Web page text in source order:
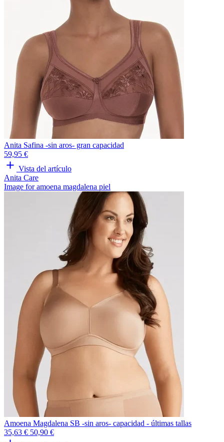
Anita Safina -sin aros- gran capacidad
59,95 €
Vista del artículo
Anita Care
Image for amoena magdalena piel
Amoena Magdalena SB -sin aros- capacidad - últimas tallas
35,63 € 50,90 €